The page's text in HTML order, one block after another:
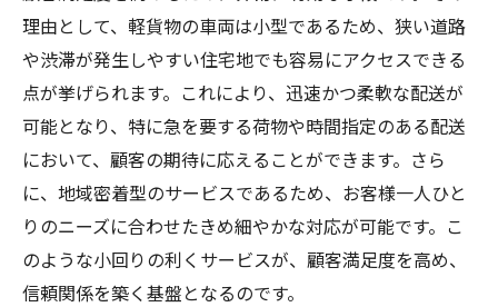
理由として、軽貨物の車両は小型であるため、狭い道路
や渋滞が発生しやすい住宅地でも容易にアクセスできる
点が挙げられます。これにより、迅速かつ柔軟な配送が
可能となり、特に急を要する荷物や時間指定のある配送
において、顧客の期待に応えることができます。さら
に、地域密着型のサービスであるため、お客様一人ひと
りのニーズに合わせたきめ細やかな対応が可能です。こ
のような小回りの利くサービスが、顧客満足度を高め、
信頼関係を築く基盤となるのです。